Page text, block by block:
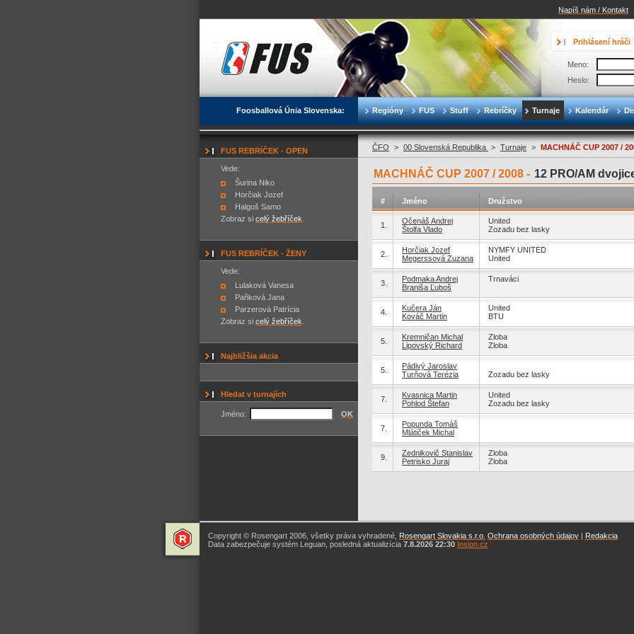
Napíš nám / Kontakt
Foosballová Únia Slovenska: Regióny FUS Stuff Rebríčky Turnaje Kalendár
Prihlásení hráči
Meno:
Heslo:
FUS REBRÍČEK - OPEN
Vede:
Šurina Niko
Horčiak Jozef
Halgoš Samo
Zobraz si celý žebříček
FUS REBRÍČEK - ŽENY
Vede:
Lulaková Vanesa
Paňková Jana
Parzerová Patrícia
Zobraz si celý žebříček
Najbližšia akcia
Hledat v turnajích
Jméno: OK
ČFO > 00 Slovenská Republika > Turnaje > MACHNÁČ CUP 2007 /
MACHNÁČ CUP 2007 / 2008 - 12 PRO/AM
# Jméno Družstvo
1.
Očenáš Andrej
Štolfa Vlado
United
Zozadu bez lasky
2.
Horčiak Jozef
Megerssová Zuzana
NYMFY UNITED
United
3.
Podmaka Andrej
Braniša Ľuboš
Trnaváci
4.
Kučera Ján
Kováč Martin
United
BTU
5.
Kremničan Michal
Lipovský Richard
Zloba
Zloba
5.
Pádivý Jaroslav
Turňová Terézia
Zozadu bez lasky
7.
Kvasnica Martin
Pohlod Štefan
United
Zozadu bez lasky
7.
Popunda Tomáš
Mlátiček Michal
9.
Zednikovič Stanislav
Petrisko Juraj
Zloba
Zloba
Copyright © Rosengart 2006, všetky práva vyhradené, Rosengart Slovakia s.r.o. Ochrana osobných údajov | Redakcia
Data zabezpečuje systém Leguan, posledná aktualizícia 7.8.2026 22:30 Insion.cz